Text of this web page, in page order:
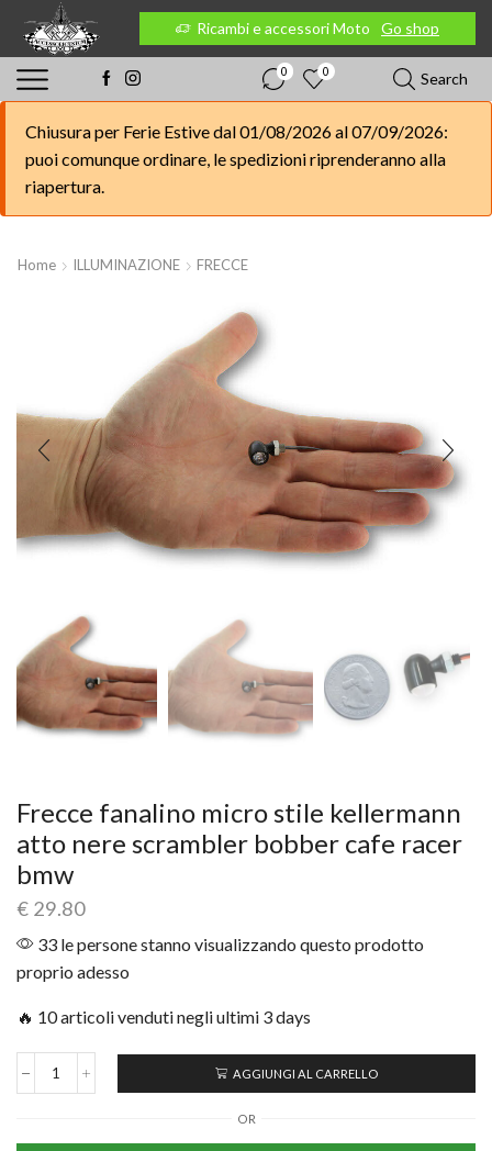
Go shop Ricambi e accessori Moto Go shop
0 0 Search
Chiusura per Ferie Estive dal 01/08/2026 al 07/09/2026:
puoi comunque ordinare, le spedizioni riprenderanno alla
riapertura.
Home ILLUMINAZIONE FRECCE
Frecce fanalino micro stile kellermann
atto nere scrambler bobber cafe racer
bmw
€ 29.80
33 le persone stanno visualizzando questo prodotto
proprio adesso
🔥 10 articoli venduti negli ultimi 3 days
AGGIUNGI AL CARRELLO
OR